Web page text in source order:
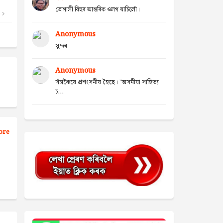
ভোগালী বিহুৰ আন্তৰিক ওলগ যাচিলোঁ।
Anonymous
সুন্দৰ
Anonymous
সঁচাকৈয়ে প্ৰশংসনীয় হৈছে। "অসমীয়া সাহিত্য
চ...